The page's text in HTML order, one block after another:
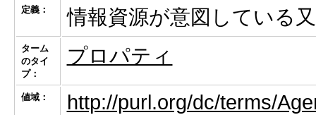
定義： 情報資源が意図している
ターム
のタイ
プ：
プロパティ
値域： http://purl.org/dc/terms/